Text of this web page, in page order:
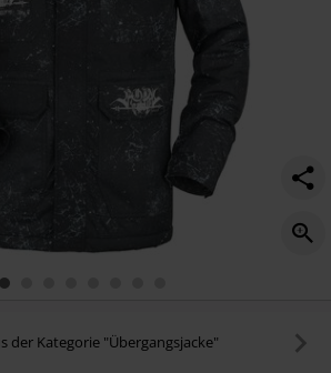
der Kategorie "Übergangsjacke"